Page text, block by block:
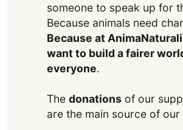
someone to speak up for
Because animals need
Because at
want to build a fairer
everyone.
The donationsof our
are the main source of our